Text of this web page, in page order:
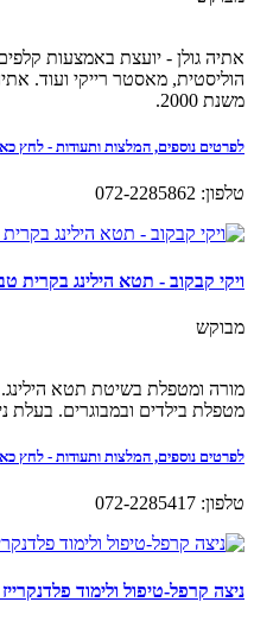
אתיה גולן - יועצת באמצעות
הוליסטית, מאסטר רייקי ועוד.
משנת 2000.
לפרטים נוספים, המלצות ותעודות - לחץ
טלפון: 072-2285862
ויקי קבקוב - תטא הילינג בקרית
מבוקש
מורה ומטפלת בשיטת תטא
מטפלת בילדים ובמבוגרים. בעלת ניסיון
לפרטים נוספים, המלצות ותעודות - לחץ
טלפון: 072-2285417
ניצה קרפל-טיפול ולימוד